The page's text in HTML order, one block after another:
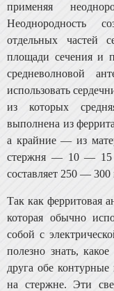
применяя
Неоднородность
отдельных частей
площади сечения и
средневолновой
использовать
из которых
выполнена из
а крайние — из
стержня — 10 — 15
составляет 250 —
Так как ферритовая
которая обычно
собой с
полезно знать,
друга обе
на стержне. Эти